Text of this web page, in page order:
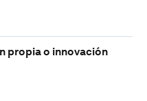
propia o innovación